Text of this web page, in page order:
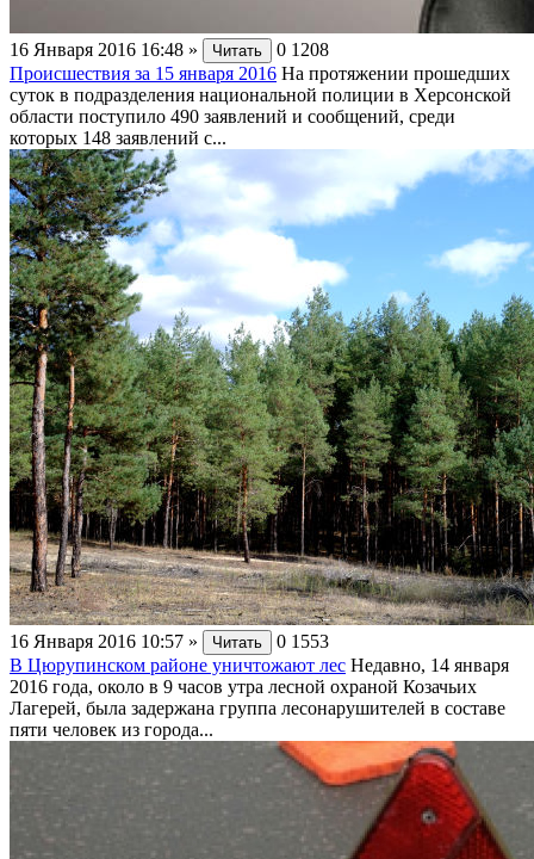
16 Января 2016 16:48 » Читать 0 1208
Происшествия за 15 января 2016 На протяжении прошедших
суток в подразделения национальной полиции в Херсонской
области поступило 490 заявлений и сообщений, среди
которых 148 заявлений с...
16 Января 2016 10:57 » Читать 0 1553
В Цюрупинском районе уничтожают лес Недавно, 14 января
2016 года, около в 9 часов утра лесной охраной Козачьих
Лагерей, была задержана группа лесонарушителей в составе
пяти человек из города...